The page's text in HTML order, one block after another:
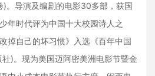
。导演及编剧的电影30多部，获国
年时代评为中国十大校园诗人之
掉自己的坏习惯》入选《百年中国
)。现为美国迈阿密美洲电影节暨金